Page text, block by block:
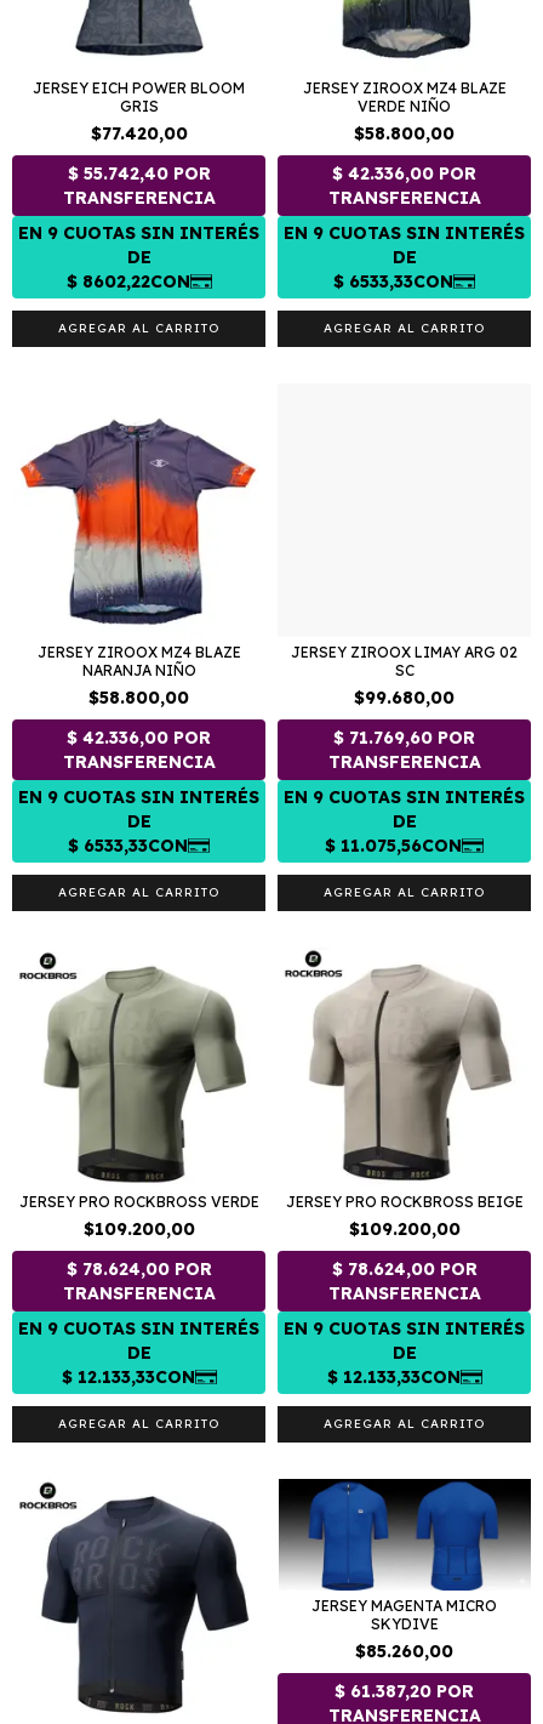
JERSEY EICH POWER BLOOM
GRIS
$77.420,00
AGREGAR AL CARRITO
JERSEY ZIROOX MZ4 BLAZE
VERDE NIÑO
$58.800,00
AGREGAR AL CARRITO
JERSEY ZIROOX MZ4 BLAZE
NARANJA NIÑO
$58.800,00
AGREGAR AL CARRITO
JERSEY ZIROOX LIMAY ARG 02
SC
$99.680,00
AGREGAR AL CARRITO
JERSEY PRO ROCKBROSS VERDE
$109.200,00
AGREGAR AL CARRITO
JERSEY PRO ROCKBROSS BEIGE
$109.200,00
AGREGAR AL CARRITO
JERSEY MAGENTA MICRO
SKYDIVE
$85.260,00